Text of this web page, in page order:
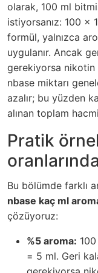
olarak, 100 ml
istiyorsanız: 100 x
formül, yalnızca
uygulanır. Ancak
gerekiyorsa nikotin
nbase miktarı
azalır; bu yüzden
alınan toplam
Pratik
Bu bölümde farklı
nbase kaç ml
çözüyoruz:
%5 aroma:
= 5 ml. Geri